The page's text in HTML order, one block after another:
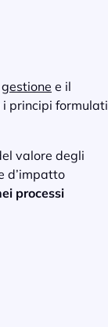
gestione e il
i principi formulati
valore degli
d’impatto
processi